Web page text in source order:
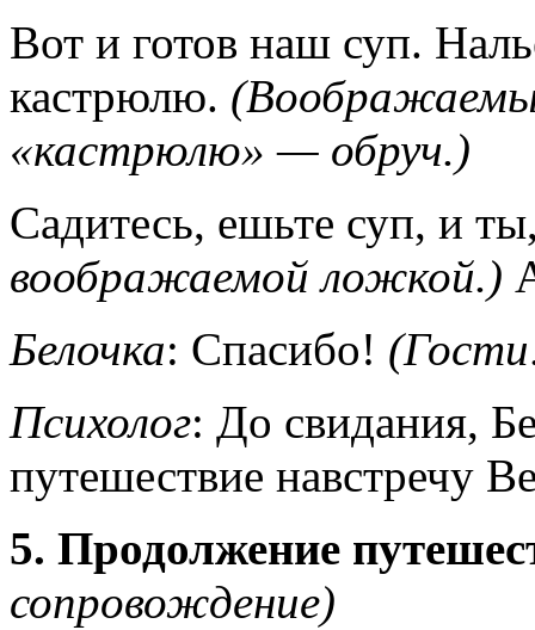
Вот и готов наш суп.
кастрюлю.
«кастрюлю» — обруч.)
Садитесь, ешьте суп, и
воображаемой ложкой.)
Белочка: Спасибо!
Психолог: До свидания,
путешествие навстречу
5. Продолжение
сопровождение)